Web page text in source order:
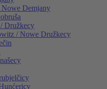
Demjany
Družkecy
/ Nowe Družkecy